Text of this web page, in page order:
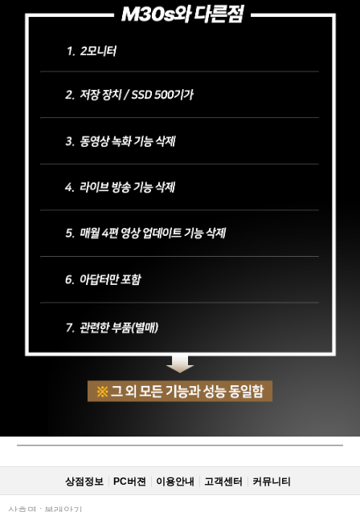
상점정보 PC버젼 이용안내 고객센터 커뮤니티